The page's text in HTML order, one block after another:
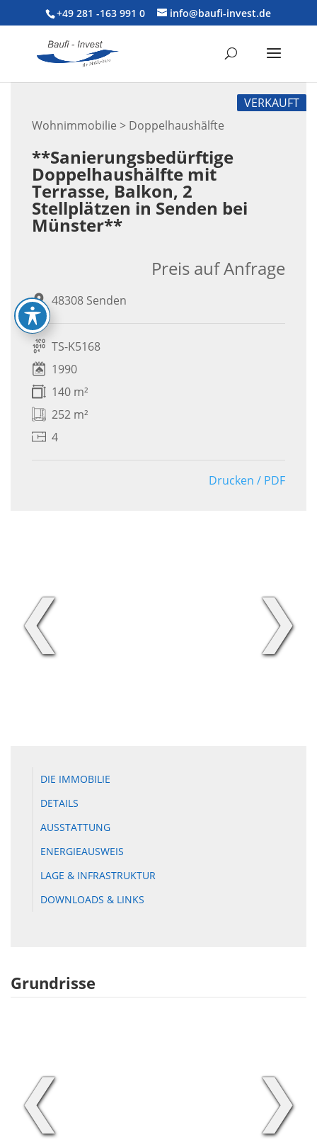
+49 281 -163 991 0 info@baufi-invest.de
Wohnimmobilie > Doppelhaushälfte
VERKAUFT
**Sanierungsbedürftige
Doppelhaushälfte mit
Terrasse, Balkon, 2
Stellplätzen in Senden bei
Münster**
48308 Senden
Preis auf Anfrage
TS-K5168
1990
140 m²
252 m²
4
Drucken / PDF
❮ ❯
DIE IMMOBILIE
DETAILS
AUSSTATTUNG
ENERGIEAUSWEIS
LAGE & INFRASTRUKTUR
DOWNLOADS & LINKS
Grundrisse
❮ ❯